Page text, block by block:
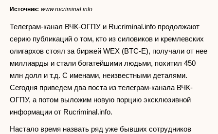
Источник: www.rucriminal.info
Телеграм-канал ВЧК-ОГПУ и Rucriminal.info продолжают
серию публикаций о том, кто из силовиков и кремлевских
олигархов стоял за биржей WEX (BTC-E), получали от нее
миллиарды и стали богатейшими людьми, похитил 450
млн долл и т.д. С именами, неизвестными деталями.
Сегодня приведем два поста из телеграм-канала ВЧК-
ОГПУ, а потом выложим новую порцию эксклюзивной
информации от Rucriminal.info.
Настало время назвать ряд уже бывших сотрудников